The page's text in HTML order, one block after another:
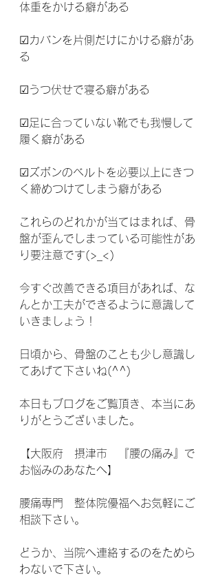
体重をかける癖がある
☑カバンを片側だけにかける癖があ
る
☑うつ伏せで寝る癖がある
☑足に合っていない靴でも我慢して
履く癖がある
☑ズボンのベルトを必要以上にきつ
く締めつけてしまう癖がある
これらのどれかが当てはまれば、骨
盤が歪んでしまっている可能性があ
り要注意です(>_<)
今すぐ改善できる項目があれば、な
んとか工夫ができるように意識して
いきましょう！
日頃から、骨盤のことも少し意識し
てあげて下さいね(^^)
本日もブログをご覧頂き、本当にあ
りがとうございました。
【大阪府　摂津市　『腰の痛み』で
お悩みのあなたへ】
腰痛専門　整体院優福へお気軽にご
相談下さい。
どうか、当院へ連絡するのをためら
わないで下さい。